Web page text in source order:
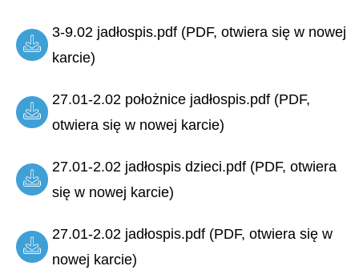
3-9.02 jadłospis.pdf (PDF, otwiera się w nowej
karcie)
27.01-2.02 położnice jadłospis.pdf (PDF,
otwiera się w nowej karcie)
27.01-2.02 jadłospis dzieci.pdf (PDF, otwiera
się w nowej karcie)
27.01-2.02 jadłospis.pdf (PDF, otwiera się w
nowej karcie)